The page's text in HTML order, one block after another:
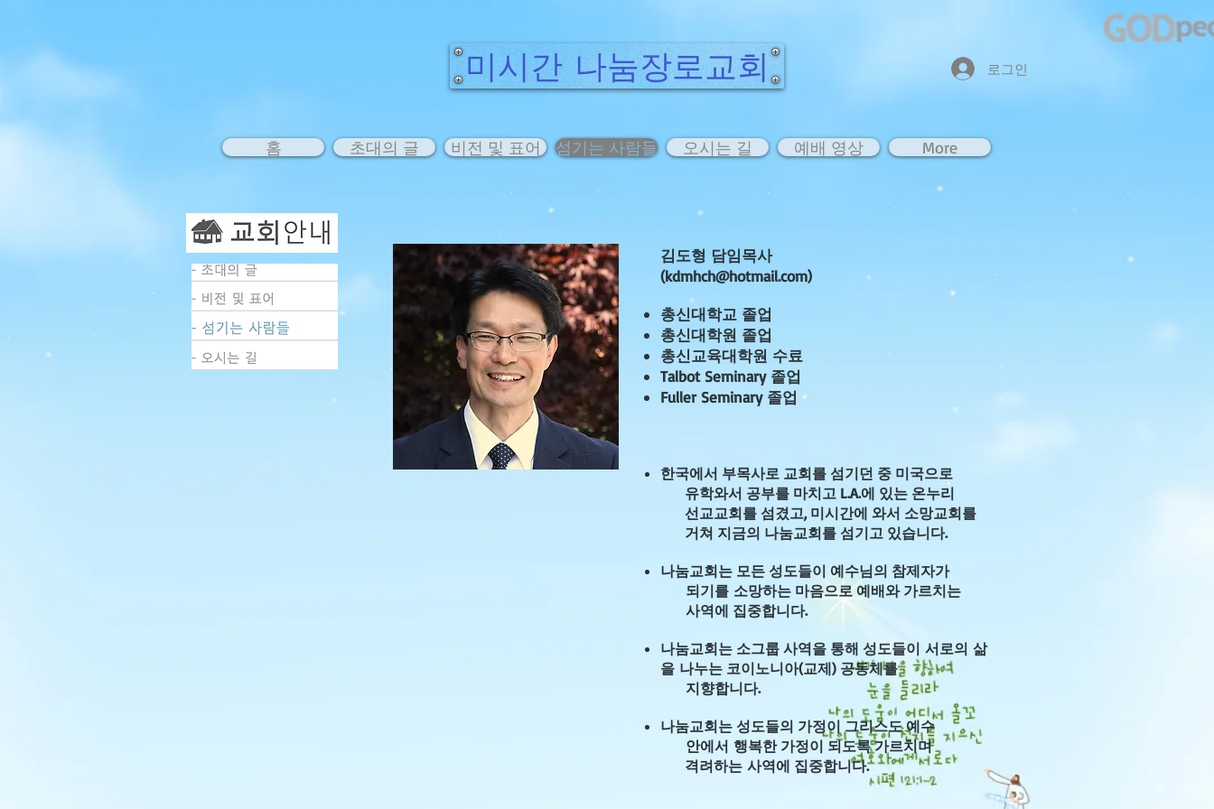
미시간 나눔장로교회 로그인
홈 초대의 글 비전 및 표어 섬기는 사람들 오시는 길 예배 영상 More
김도형 담임목사
(kdmhch@hotmail.com)
총신대학교 졸업
총신대학원 졸업
총신교육대학원 수료
Talbot Seminary 졸업
Fuller Seminary 졸업
한국에서 부목사로 교회를 섬기던 중 미국으로
유학와서 공부를 마치고 L.A.에 있는 온누리
선교교회를 섬겼고, 미시간에 와서 소망교회를
거쳐 지금의 나눔교회를 섬기고 있습니다.
나눔교회는 모든 성도들이 예수님의 참제자가
되기를 소망하는 마음으로 예배와 가르치는
사역에 집중합니다.
나눔교회는 소그룹 사역을 통해 성도들이 서로의 삶
을 나누는 코이노니아(교제) 공동체를
지향합니다.
나눔교회는 성도들의 가정이 그리스도 예수
안에서 행복한 가정이 되도록 가르치며
격려하는 사역에 집중합니다.